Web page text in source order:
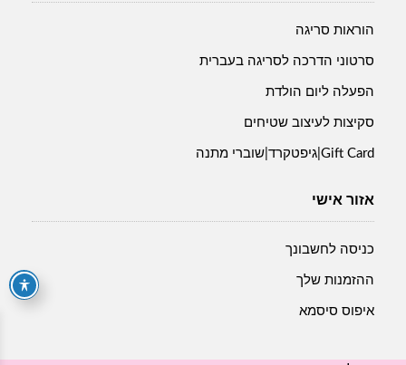
הוראות סריגה
סרטוני הדרכה לסריגה בעברית
הפעלה ליום הולדת
סקיצות לעיצוב שטיחים
Gift Card|גיפטקרד|שוברי מתנה
אזור אישי
כניסה לחשבונך
ההזמנות שלך
איפוס סיסמא